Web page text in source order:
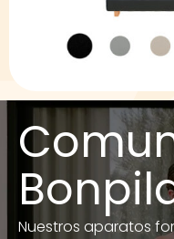
Nuestros aparatos